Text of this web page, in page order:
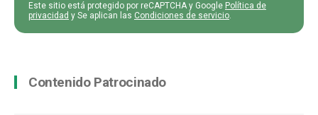
Este sitio está protegido por reCAPTCHA y Google Política de
privacidad y Se aplican las Condiciones de servicio.
Contenido Patrocinado